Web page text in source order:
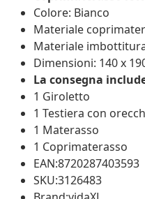
Colore: Bianco
Materiale
Materiale
Dimensioni: 140 x
La consegna
1 Giroletto
1 Testiera con
1 Materasso
1 Coprimaterasso
EAN:8720287403593
SKU:3126483